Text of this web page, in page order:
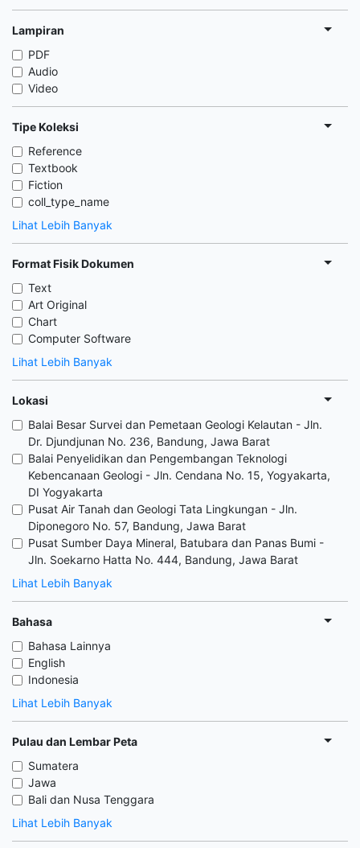
Lampiran
PDF
Audio
Video
Tipe Koleksi
Reference
Textbook
Fiction
coll_type_name
Lihat Lebih Banyak
Format Fisik Dokumen
Text
Art Original
Chart
Computer Software
Lihat Lebih Banyak
Lokasi
Balai Besar Survei dan Pemetaan Geologi Kelautan - Jln.
Dr. Djundjunan No. 236, Bandung, Jawa Barat
Balai Penyelidikan dan Pengembangan Teknologi
Kebencanaan Geologi - Jln. Cendana No. 15, Yogyakarta,
DI Yogyakarta
Pusat Air Tanah dan Geologi Tata Lingkungan - Jln.
Diponegoro No. 57, Bandung, Jawa Barat
Pusat Sumber Daya Mineral, Batubara dan Panas Bumi -
Jln. Soekarno Hatta No. 444, Bandung, Jawa Barat
Lihat Lebih Banyak
Bahasa
Bahasa Lainnya
English
Indonesia
Lihat Lebih Banyak
Pulau dan Lembar Peta
Sumatera
Jawa
Bali dan Nusa Tenggara
Lihat Lebih Banyak